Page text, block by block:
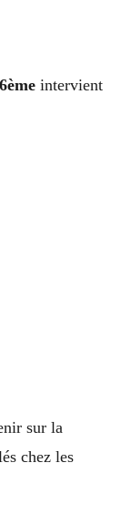
intervient
sur la
chez les